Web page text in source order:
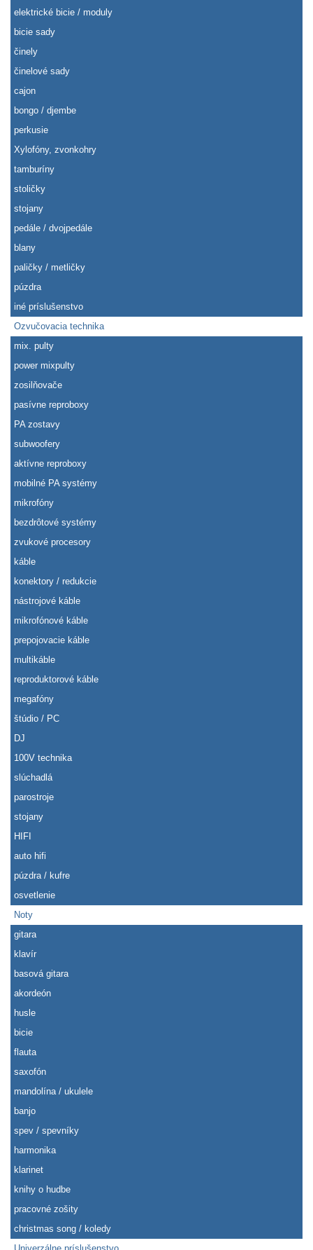
elektrické bicie / moduly
bicie sady
činely
činelové sady
cajon
bongo / djembe
perkusie
Xylofóny, zvonkohry
tamburíny
stoličky
stojany
pedále / dvojpedále
blany
paličky / metličky
púzdra
iné príslušenstvo
Ozvučovacia technika
mix. pulty
power mixpulty
zosilňovače
pasívne reproboxy
PA zostavy
subwoofery
aktívne reproboxy
mobilné PA systémy
mikrofóny
bezdrôtové systémy
zvukové procesory
káble
konektory / redukcie
nástrojové káble
mikrofónové káble
prepojovacie káble
multikáble
reproduktorové káble
megafóny
štúdio / PC
DJ
100V technika
slúchadlá
parostroje
stojany
HIFI
auto hifi
púzdra / kufre
osvetlenie
Noty
gitara
klavír
basová gitara
akordeón
husle
bicie
flauta
saxofón
mandolína / ukulele
banjo
spev / spevníky
harmonika
klarinet
knihy o hudbe
pracovné zošity
christmas song / koledy